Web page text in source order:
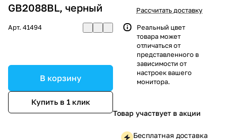
GB2088BL, черный
Арт. 41494
В корзину
Купить в 1 клик
Рассчитать доставку
Реальный цвет
товара может
отличаться от
представленного в
зависимости от
настроек вашего
монитора.
Товар участвует в акции
Бесплатная доставка